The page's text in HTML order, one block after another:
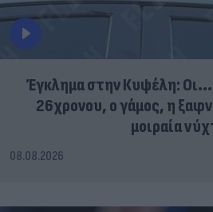
Έγκλημα στην Κυψέλη:
26χρονου, ο γάμος, η
μοιραία
08.08.2026